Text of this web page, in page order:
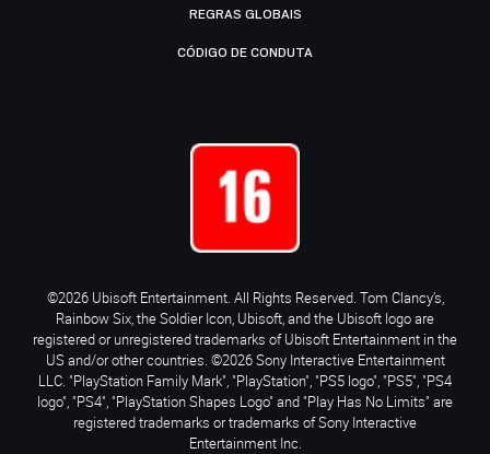
REGRAS GLOBAIS
CÓDIGO DE CONDUTA
©2026 Ubisoft Entertainment. All Rights Reserved. Tom Clancy’s,
Rainbow Six, the Soldier Icon, Ubisoft, and the Ubisoft logo are
registered or unregistered trademarks of Ubisoft Entertainment in the
US and/or other countries. ©2026 Sony Interactive Entertainment
LLC. "PlayStation Family Mark", "PlayStation", "PS5 logo", "PS5", "PS4
logo", "PS4", "PlayStation Shapes Logo" and "Play Has No Limits" are
registered trademarks or trademarks of Sony Interactive
Entertainment Inc.